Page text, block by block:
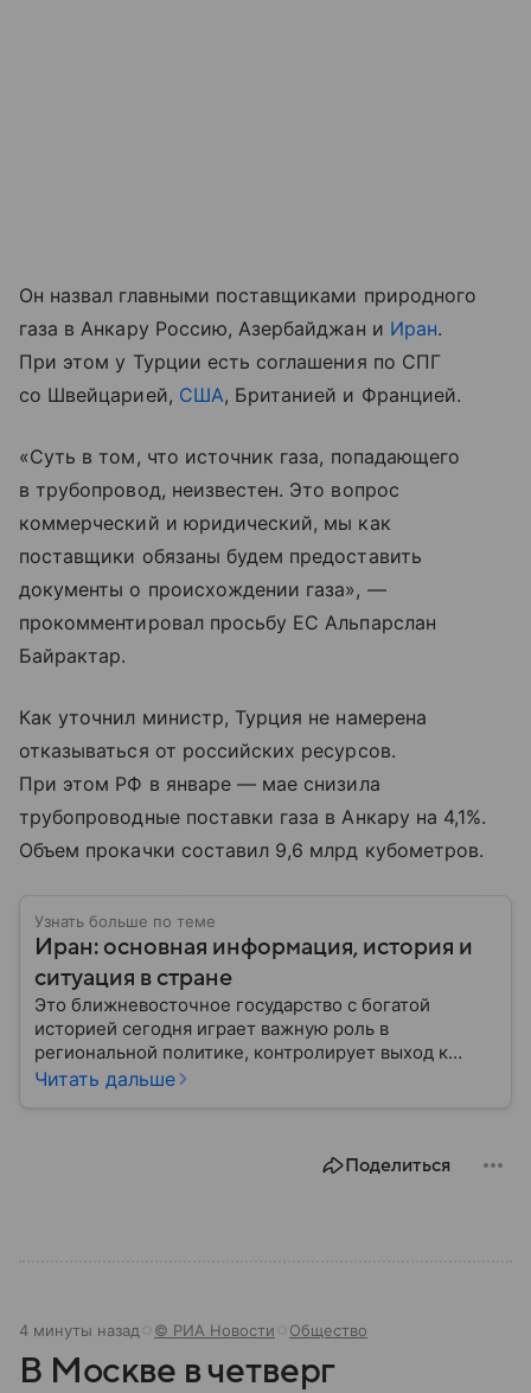
Он назвал главными поставщиками природного
газа в Анкару Россию, Азербайджан и Иран.
При этом у Турции есть соглашения по СПГ
со Швейцарией, США, Британией и Францией.
«Суть в том, что источник газа, попадающего
в трубопровод, неизвестен. Это вопрос
коммерческий и юридический, мы как
поставщики обязаны будем предоставить
документы о происхождении газа», —
прокомментировал просьбу ЕС Альпарслан
Байрактар.
Как уточнил министр, Турция не намерена
отказываться от российских ресурсов.
При этом РФ в январе — мае снизила
трубопроводные поставки газа в Анкару на 4,1%.
Объем прокачки составил 9,6 млрд кубометров.
Узнать больше по теме
Иран: основная информация, история и
ситуация в стране
Это ближневосточное государство с богатой
историей сегодня играет важную роль в
региональной политике, контролирует выход к
Персидскому заливу и Ормузскому проливу, а также
Читать дальше
Поделиться
4 минуты назад © РИА Новости Общество
В Москве в четверг